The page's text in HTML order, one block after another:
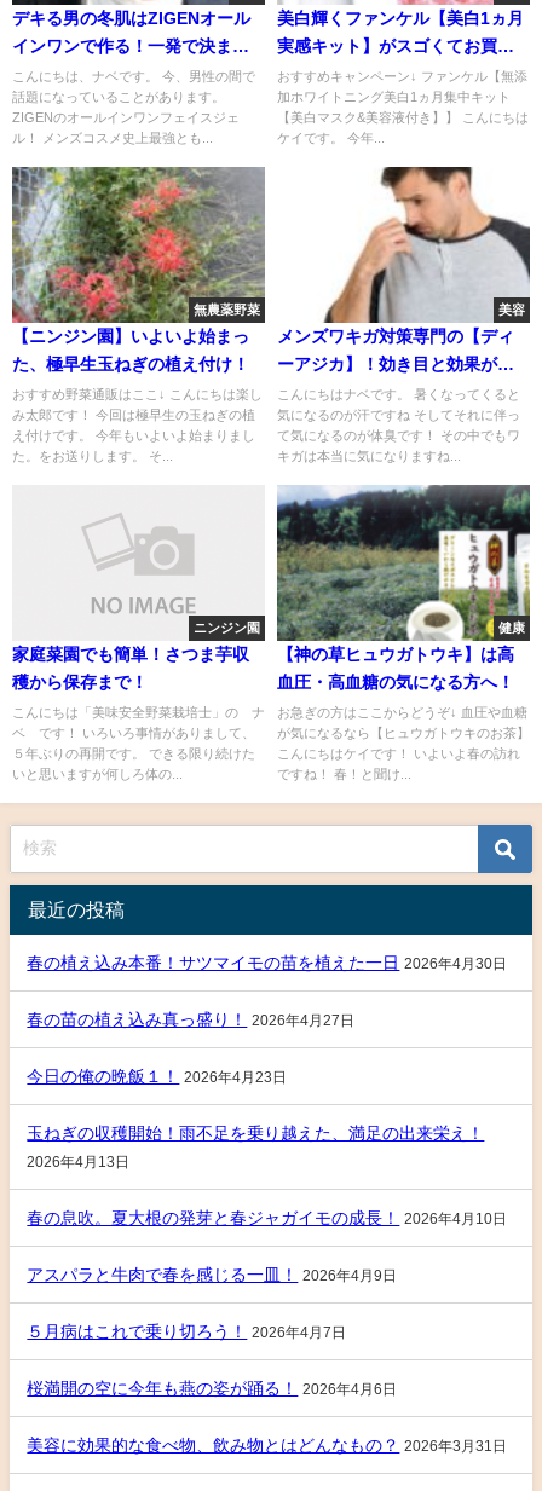
デキる男の冬肌はZIGENオール
インワンで作る！一発で決まる
男肌！
こんにちは、ナベです。 今、男性の間で
話題になっていることがあります。
ZIGENのオールインワンフェイスジェ
ル！ メンズコスメ史上最強とも...
美白輝くファンケル【美白1ヵ月
実感キット】がスゴくてお買い
得！
おすすめキャンペーン↓ ファンケル【無添
加ホワイトニング美白1ヵ月集中キット
【美白マスク&美容液付き】】 こんにちは
ケイです。 今年...
無農薬野菜
【ニンジン園】いよいよ始まっ
た、極早生玉ねぎの植え付け！
おすすめ野菜通販はここ↓ こんにちは楽し
み太郎です！ 今回は極早生の玉ねぎの植
え付けです。 今年もいよいよ始まりまし
た。をお送りします。 そ...
美容
メンズワキガ対策専門の【ディ
ーアジカ】！効き目と効果がス
ゴイ！
こんにちはナベです。 暑くなってくると
気になるのが汗ですね そしてそれに伴っ
て気になるのが体臭です！ その中でもワ
キガは本当に気になりますね...
ニンジン園
家庭菜園でも簡単！さつま芋収
穫から保存まで！
こんにちは「美味安全野菜栽培士」の ナ
ベ です！ いろいろ事情がありまして、
５年ぶりの再開です。 できる限り続けた
いと思いますが何しろ体の...
健康
【神の草ヒュウガトウキ】は高
血圧・高血糖の気になる方へ！
お急ぎの方はここからどうぞ↓ 血圧や血糖
が気になるなら【ヒュウガトウキのお茶】
こんにちはケイです！ いよいよ春の訪れ
ですね！ 春！と聞け...
最近の投稿
春の植え込み本番！サツマイモの苗を植えた一日 2026年4月30日
春の苗の植え込み真っ盛り！ 2026年4月27日
今日の俺の晩飯１！ 2026年4月23日
玉ねぎの収穫開始！雨不足を乗り越えた、満足の出来栄え！
2026年4月13日
春の息吹。夏大根の発芽と春ジャガイモの成長！ 2026年4月10日
アスパラと牛肉で春を感じる一皿！ 2026年4月9日
５月病はこれで乗り切ろう！ 2026年4月7日
桜満開の空に今年も燕の姿が踊る！ 2026年4月6日
美容に効果的な食べ物、飲み物とはどんなもの？ 2026年3月31日